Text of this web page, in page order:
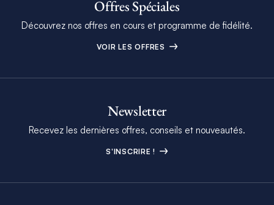
Offres Spéciales
Découvrez nos offres en cours et programme de fidélité.
VOIR LES OFFRES
Newsletter
Recevez les dernières offres, conseils et nouveautés.
S'INSCRIRE !